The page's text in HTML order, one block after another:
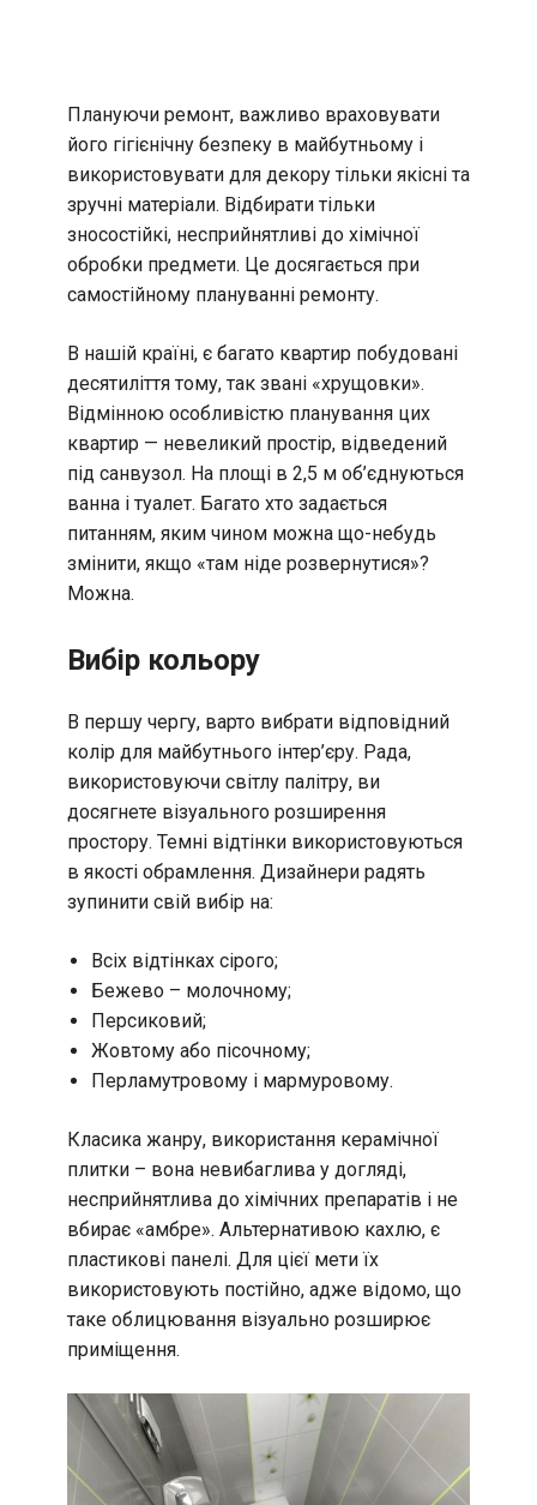
Плануючи ремонт, важливо враховувати
його гігієнічну безпеку в майбутньому і
використовувати для декору тільки якісні та
зручні матеріали. Відбирати тільки
зносостійкі, несприйнятливі до хімічної
обробки предмети. Це досягається при
самостійному плануванні ремонту.
В нашій країні, є багато квартир побудовані
десятиліття тому, так звані «хрущовки».
Відмінною особливістю планування цих
квартир — невеликий простір, відведений
під санвузол. На площі в 2,5 м об’єднуються
ванна і туалет. Багато хто задається
питанням, яким чином можна що-небудь
змінити, якщо «там ніде розвернутися»?
Можна.
Вибір кольору
В першу чергу, варто вибрати відповідний
колір для майбутнього інтер’єру. Рада,
використовуючи світлу палітру, ви
досягнете візуального розширення
простору. Темні відтінки використовуються
в якості обрамлення. Дизайнери радять
зупинити свій вибір на:
Всіх відтінках сірого;
Бежево – молочному;
Персиковий;
Жовтому або пісочному;
Перламутровому і мармуровому.
Класика жанру, використання керамічної
плитки – вона невибаглива у догляді,
несприйнятлива до хімічних препаратів і не
вбирає «амбре». Альтернативою кахлю, є
пластикові панелі. Для цієї мети їх
використовують постійно, адже відомо, що
таке облицювання візуально розширює
приміщення.